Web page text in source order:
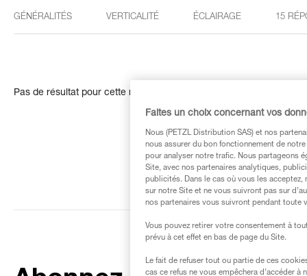
GÉNÉRALITÉS VERTICALITÉ ÉCLAIRAGE 15
Pas de résultat pour cette recherche
Faites un choix concernant vos
Nous (PETZL Distribution SAS) et nos
nous assurer du bon fonctionnement de
pour analyser notre trafic. Nous partageons
Site, avec nos partenaires analytiques,
publicités. Dans le cas où vous les
sur notre Site et ne vous suivront pas sur
nos partenaires vous suivront pendant toute
Vous pouvez retirer votre consentement à
prévu à cet effet en bas de page du Site.
Le fait de refuser tout ou partie de ces
cas ce refus ne vous empêchera d’accéder à